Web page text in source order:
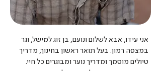
אני עידו, אבא לשלום ונועם, בן זוג למישל, וגר
במצפה רמון. בעל תואר ראשון בחינוך, מדריך
טיולים מוסמך ומדריך נוער ומבוגרים כל חיי.